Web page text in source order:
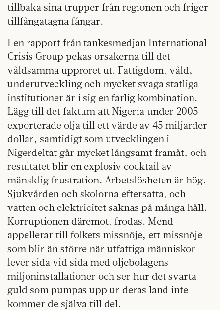
tillbaka sina trupper från regionen och friger
tillfångatagna fångar.
I en rapport från tankesmedjan International
Crisis Group pekas orsakerna till det
våldsamma upproret ut. Fattigdom, våld,
underutveckling och mycket svaga statliga
institutioner är i sig en farlig kombination.
Lägg till det faktum att Nigeria under 2005
exporterade olja till ett värde av 45 miljarder
dollar, samtidigt som utvecklingen i
Nigerdeltat går mycket långsamt framåt, och
resultatet blir en explosiv cocktail av
mänsklig frustration. Arbetslösheten är hög.
Sjukvården och skolorna eftersatta, och
vatten och elektricitet saknas på många håll.
Korruptionen däremot, frodas. Mend
appellerar till folkets missnöje, ett missnöje
som blir än större när utfattiga människor
lever sida vid sida med oljebolagens
miljoninstallationer och ser hur det svarta
guld som pumpas upp ur deras land inte
kommer de själva till del.